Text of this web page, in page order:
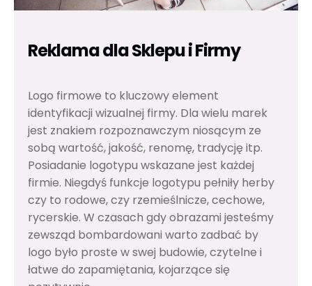
Reklama dla Sklepu i Firmy
Logo firmowe to kluczowy element
identyfikacji wizualnej firmy. Dla wielu marek
jest znakiem rozpoznawczym niosącym ze
sobą wartość, jakość, renomę, tradycję itp.
Posiadanie logotypu wskazane jest każdej
firmie. Niegdyś funkcje logotypu pełniły herby
czy to rodowe, czy rzemieślnicze, cechowe,
rycerskie. W czasach gdy obrazami jesteśmy
zewsząd bombardowani warto zadbać by
logo było proste w swej budowie, czytelne i
łatwe do zapamiętania, kojarzące się